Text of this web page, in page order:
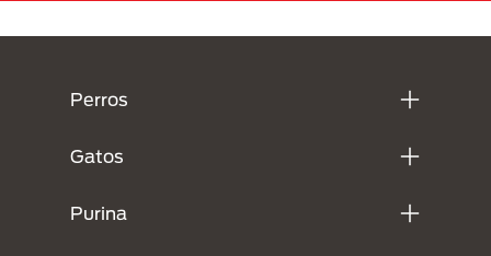
Perros
Gatos
Purina